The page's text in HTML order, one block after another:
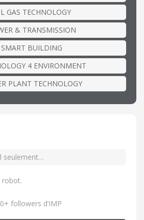
GAS TECHNOLOGY
& TRANSMISSION
SMART BUILDING
4 ENVIRONMENT
PLANT TECHNOLOGY
robot.
followers d’IMP